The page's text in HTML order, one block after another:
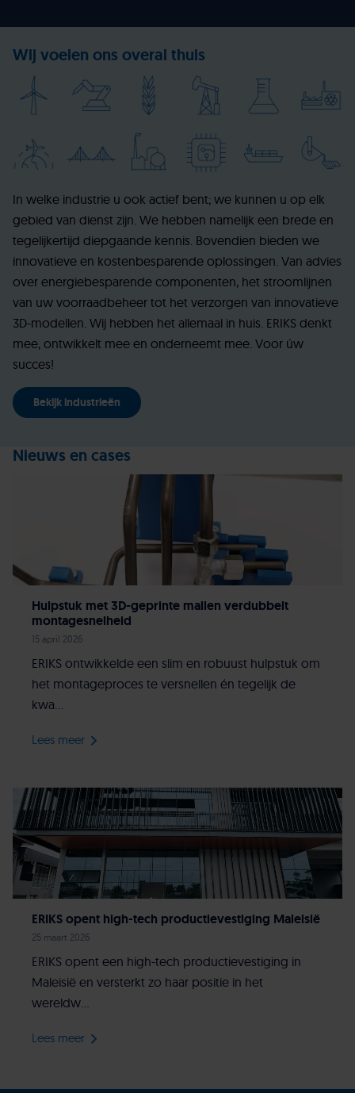
Wij voelen ons overal thuis
In welke industrie u ook actief bent; we kunnen u op elk
gebied van dienst zijn. We hebben namelijk een brede en
tegelijkertijd diepgaande kennis. Bovendien bieden we
innovatieve en kostenbesparende oplossingen. Van advies
over energiebesparende componenten, het stroomlijnen
van uw voorraadbeheer tot het verzorgen van innovatieve
3D-modellen. Wij hebben het allemaal in huis. ERIKS denkt
mee, ontwikkelt mee en onderneemt mee. Voor úw
succes!
Bekijk industrieën
Nieuws en cases
Hulpstuk met 3D-geprinte mallen verdubbelt
montagesnelheid
15 april 2026
ERIKS ontwikkelde een slim en robuust hulpstuk om
het montageproces te versnellen én tegelijk de
kwa...
Lees meer
ERIKS opent high-tech productievestiging Maleisië
25 maart 2026
ERIKS opent een high-tech productievestiging in
Maleisië en versterkt zo haar positie in het
wereldw...
Lees meer